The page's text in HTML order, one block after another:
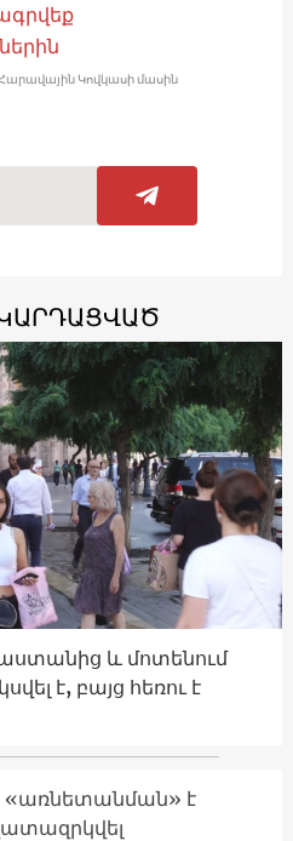
Կովկասի մասին
և մոտենում
է, բայց հեռու է
«առնետանման» է